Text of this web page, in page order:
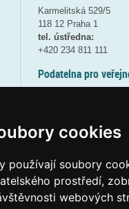
cookies
používají soubory
prostředí,
webových
Karmelitská 529/5
118 12 Praha 1
tel. ústředna:
+420 234 811 111
Podatelna pro
(více informací
Elektronická
posta@msmt.gov.cz